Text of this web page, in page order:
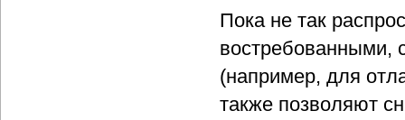
Пока не так
востребованными,
(например, для
также позволяют